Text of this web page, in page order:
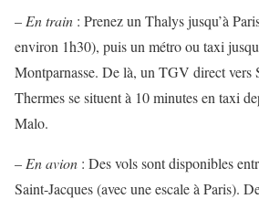
– En train : Prenez un Thalys jusqu’à
environ 1h30), puis un métro ou taxi
Montparnasse. De là, un TGV direct
Thermes se situent à 10 minutes en taxi
Malo.
– En avion : Des vols sont disponibles
Saint-Jacques (avec une escale à Paris).